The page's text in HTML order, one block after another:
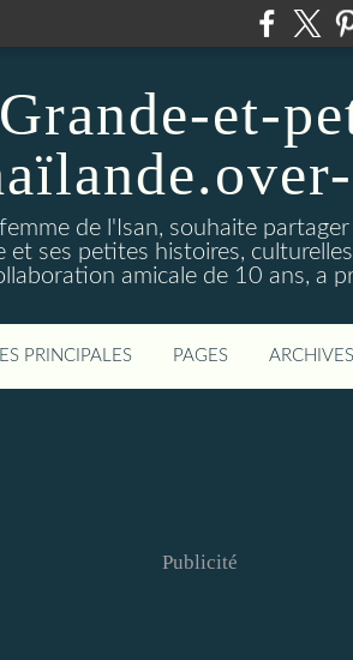
et-
de l'Isan, souhaite
et ses petites histoires,
amicale de 10 ans, a
PRINCIPALES PAGES ARCHIVES
Publicité